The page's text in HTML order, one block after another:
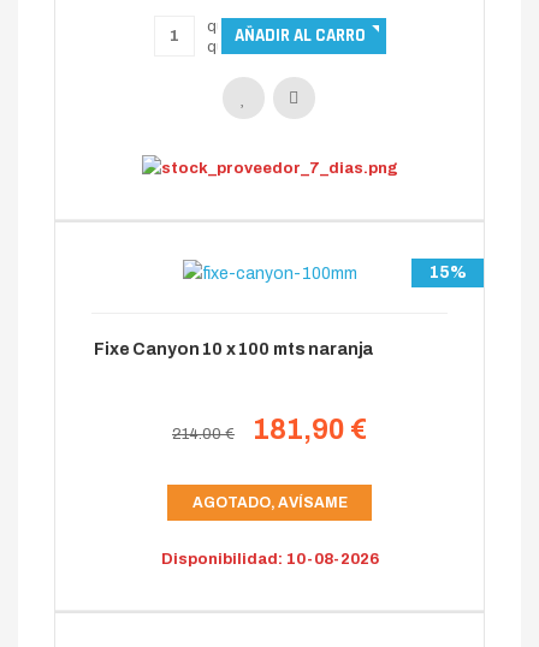
15%
Fixe Canyon 10 x 100 mts naranja
214.00 € 181,90 €
AGOTADO, AVÍSAME
Disponibilidad: 10-08-2026